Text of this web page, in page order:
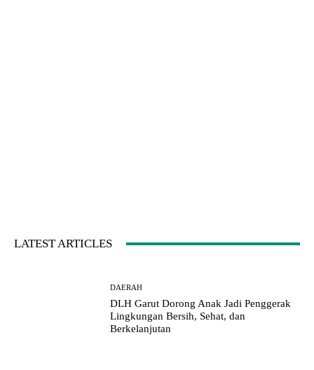
LATEST ARTICLES
DAERAH
DLH Garut Dorong Anak Jadi Penggerak
Lingkungan Bersih, Sehat, dan
Berkelanjutan